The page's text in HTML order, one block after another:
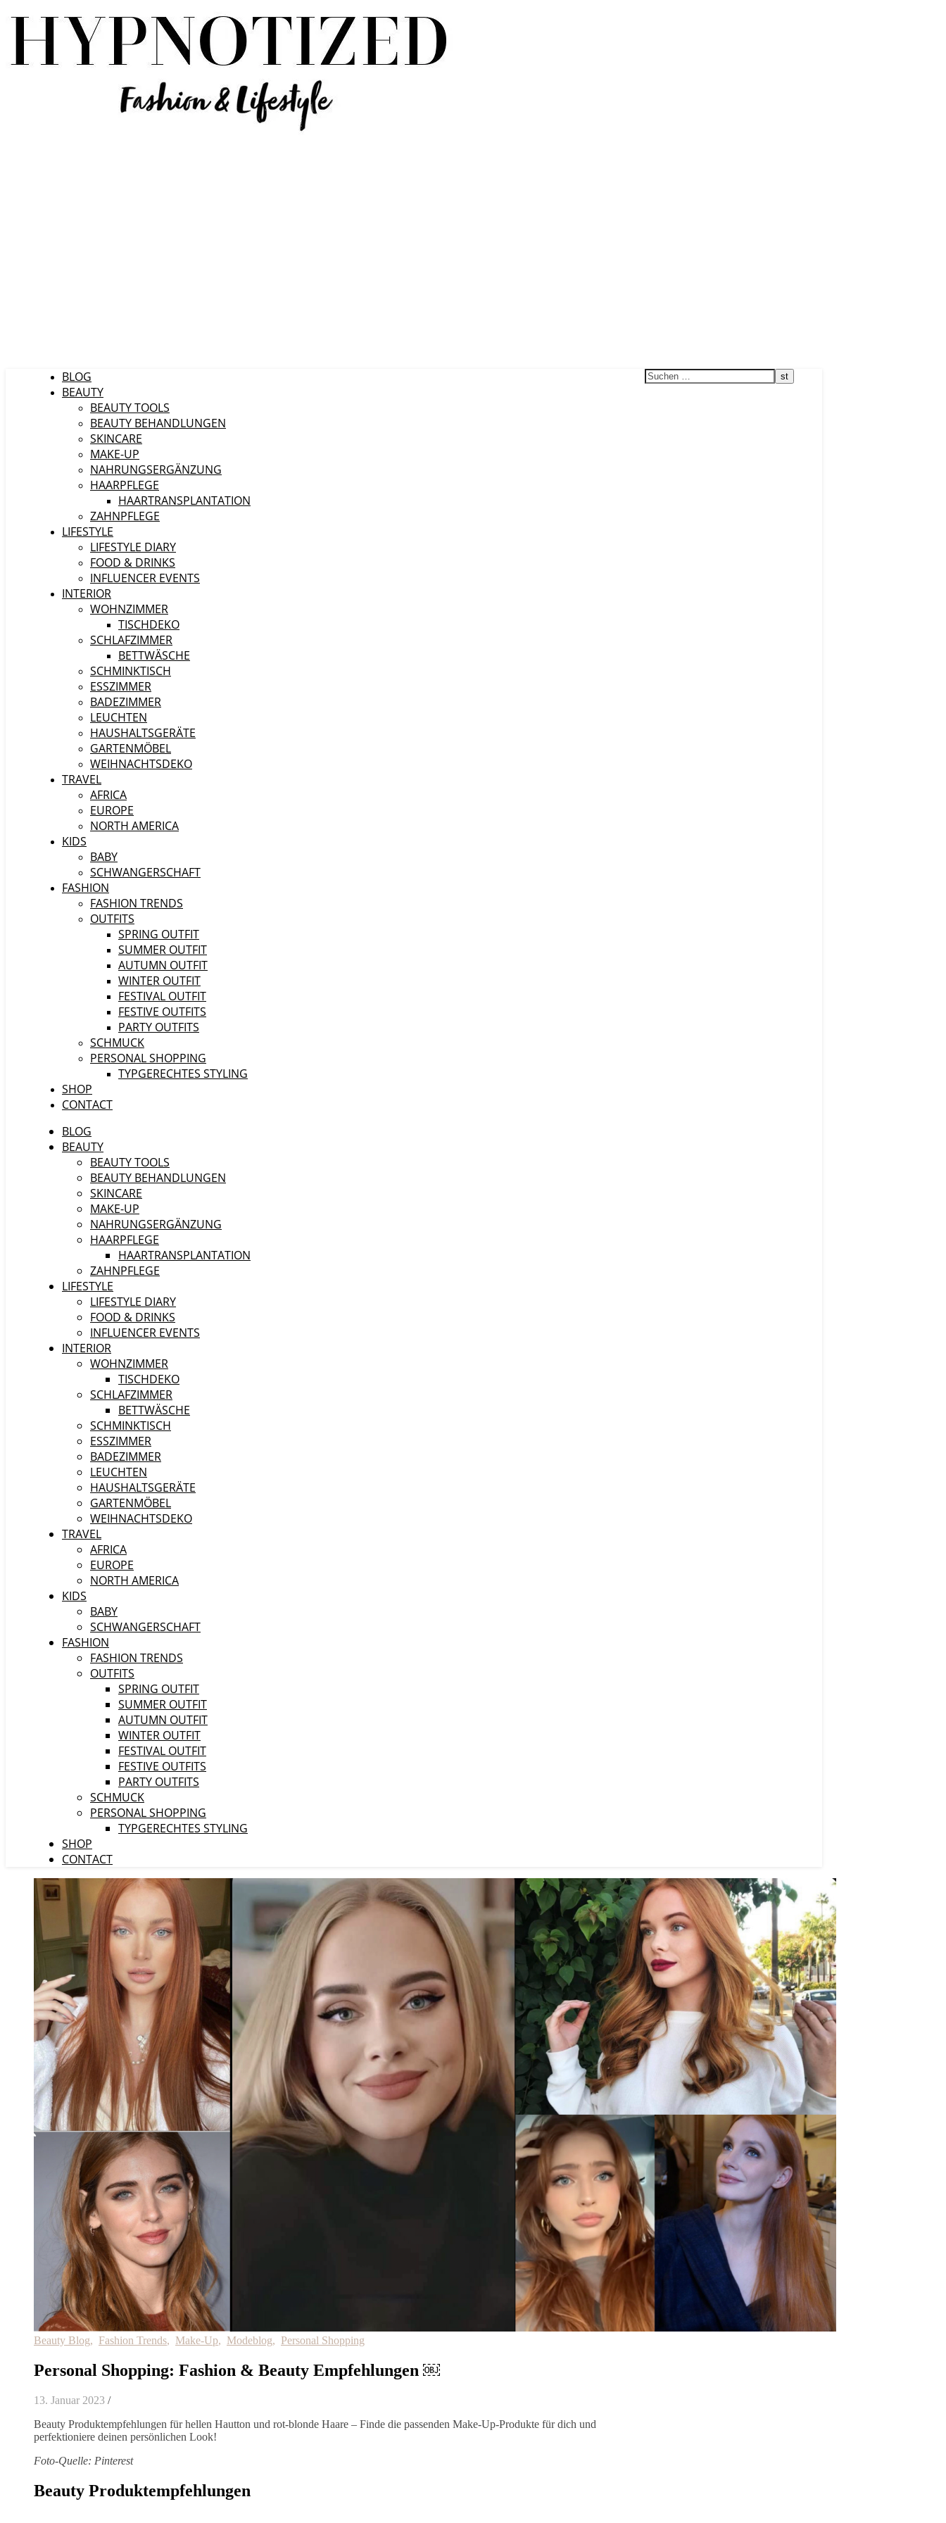
BLOG
BEAUTY
BEAUTY TOOLS
BEAUTY BEHANDLUNGEN
SKINCARE
MAKE-UP
NAHRUNGSERGÄNZUNG
HAARPFLEGE
HAARTRANSPLANTATION
ZAHNPFLEGE
LIFESTYLE
LIFESTYLE DIARY
FOOD & DRINKS
INFLUENCER EVENTS
INTERIOR
WOHNZIMMER
TISCHDEKO
SCHLAFZIMMER
BETTWÄSCHE
SCHMINKTISCH
ESSZIMMER
BADEZIMMER
LEUCHTEN
HAUSHALTSGERÄTE
GARTENMÖBEL
WEIHNACHTSDEKO
TRAVEL
AFRICA
EUROPE
NORTH AMERICA
KIDS
BABY
SCHWANGERSCHAFT
FASHION
FASHION TRENDS
OUTFITS
SPRING OUTFIT
SUMMER OUTFIT
AUTUMN OUTFIT
WINTER OUTFIT
FESTIVAL OUTFIT
FESTIVE OUTFITS
PARTY OUTFITS
SCHMUCK
PERSONAL SHOPPING
TYPGERECHTES STYLING
SHOP
CONTACT
BLOG
BEAUTY
BEAUTY TOOLS
BEAUTY BEHANDLUNGEN
SKINCARE
MAKE-UP
NAHRUNGSERGÄNZUNG
HAARPFLEGE
HAARTRANSPLANTATION
ZAHNPFLEGE
LIFESTYLE
LIFESTYLE DIARY
FOOD & DRINKS
INFLUENCER EVENTS
INTERIOR
WOHNZIMMER
TISCHDEKO
SCHLAFZIMMER
BETTWÄSCHE
SCHMINKTISCH
ESSZIMMER
BADEZIMMER
LEUCHTEN
HAUSHALTSGERÄTE
GARTENMÖBEL
WEIHNACHTSDEKO
TRAVEL
AFRICA
EUROPE
NORTH AMERICA
KIDS
BABY
SCHWANGERSCHAFT
FASHION
FASHION TRENDS
OUTFITS
SPRING OUTFIT
SUMMER OUTFIT
AUTUMN OUTFIT
WINTER OUTFIT
FESTIVAL OUTFIT
FESTIVE OUTFITS
PARTY OUTFITS
SCHMUCK
PERSONAL SHOPPING
TYPGERECHTES STYLING
SHOP
CONTACT
Beauty Blog, Fashion Trends, Make-Up, Modeblog, Personal Shopping
Personal Shopping: Fashion & Beauty Empfehlungen ￼
13. Januar 2023 /
Beauty Produktempfehlungen für hellen Hautton und rot-blonde Haare – Finde die passenden Make-Up-Produkte für dich und
perfektioniere deinen persönlichen Look!
Foto-Quelle: Pinterest
Beauty Produktempfehlungen